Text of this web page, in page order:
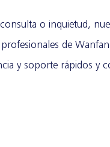
o inquietud,
de
y soporte rápidos y